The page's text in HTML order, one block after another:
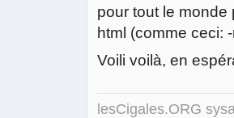
pour tout le monde
html (comme ceci:
Voili voilà, en
lesCigales.ORG